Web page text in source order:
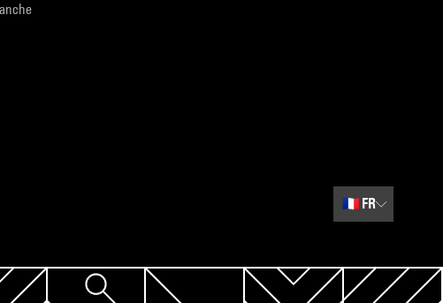
🇫🇷 FR